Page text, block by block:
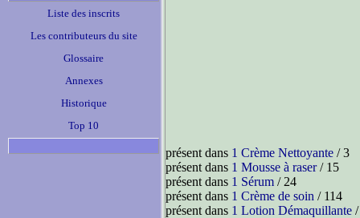
Liste des inscrits
Les contributeurs du site
Glossaire
Annexes
Historique
Top 10
présent dans 1 Crème Nettoyante / 3
présent dans 1 Mousse à raser/ 15
présent dans 1 Sérum / 24
présent dans 1 Crème de soin / 114
présent dans 1 Lotion Démaquillante